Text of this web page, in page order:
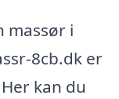
massør i
8cb.dk er
kan du